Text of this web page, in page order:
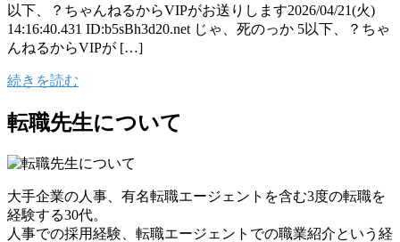
以下、？ちゃんねるからVIPがお送りします2026/04/21(火)
14:16:40.431 ID:b5sBh3d20.net じゃ、死のっか 5以下、？ちゃ
んねるからVIPが […]
続きを読む
転職先生について
大手企業の人事、有名転職エージェントを含む3度の転職を
経験する30代。
人事での採用経験、転職エージェントでの職業紹介という経